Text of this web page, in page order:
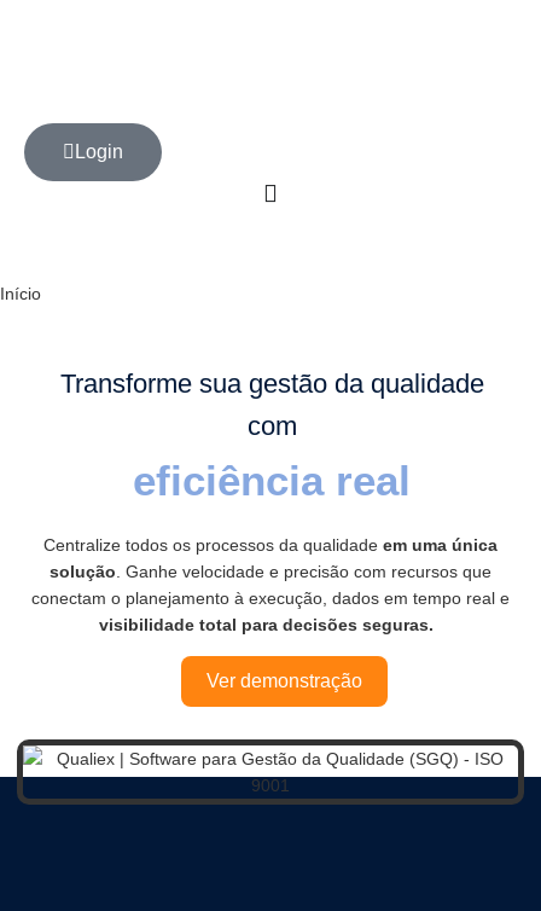
Login
Início
Transforme sua gestão da qualidade
com
eficiência real
Centralize todos os processos da qualidade em uma única
solução . Ganhe velocidade e precisão com recursos que
conectam o planejamento à execução, dados em tempo real e
visibilidade total para decisões seguras.
Ver demonstração